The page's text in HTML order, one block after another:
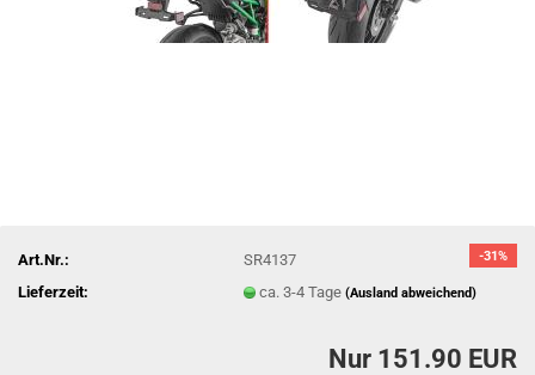
-31%
Art.Nr.:
SR4137
Lieferzeit:
ca. 3-4 Tage(Ausland abweichend)
Nur 151.90 EUR